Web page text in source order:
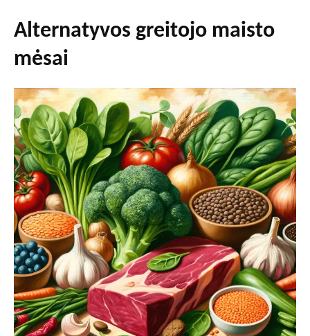
Alternatyvos greitojo maisto
mėsai